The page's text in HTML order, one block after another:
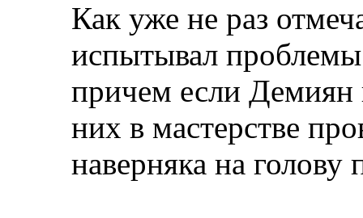
Как уже не раз
испытывал
причем если Демиян
них в мастерстве
наверняка на голову